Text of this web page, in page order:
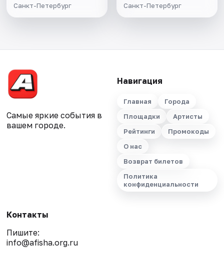
Санкт-Петербург Санкт-Петербург
Самые яркие события в
вашем городе.
Навигация
Главная
Города
Площадки
Артисты
Рейтинги
Промокоды
О нас
Возврат билетов
Политика
конфиденциальности
Контакты
Пишите:
info@afisha.org.ru